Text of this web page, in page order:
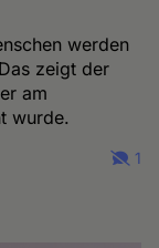
werden
zeigt der
am
wurde.
1